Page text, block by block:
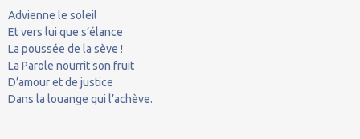
Advienne le soleil
Et vers lui que s’élance
La poussée de la sève !
La Parole nourrit son fruit
D’amour et de justice
Dans la louange qui l’achève.